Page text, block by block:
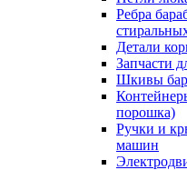
Ребра
Детали
Запчасти
Шкивы
порошка)
Ручки и
машин